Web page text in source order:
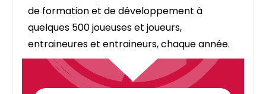
de formation et de développement à
quelques 500 joueuses et joueurs,
entraineures et entraineurs, chaque année.